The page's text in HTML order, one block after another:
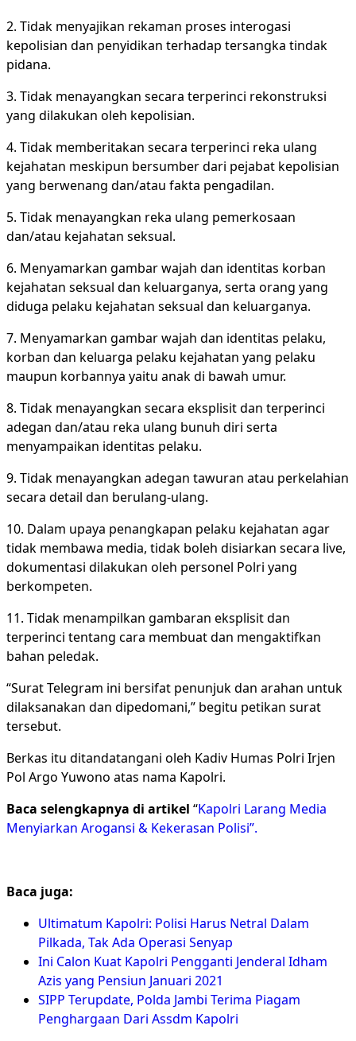
2. Tidak menyajikan rekaman proses interogasi
kepolisian dan penyidikan terhadap tersangka tindak
pidana.
3. Tidak menayangkan secara terperinci rekonstruksi
yang dilakukan oleh kepolisian.
4. Tidak memberitakan secara terperinci reka ulang
kejahatan meskipun bersumber dari pejabat kepolisian
yang berwenang dan/atau fakta pengadilan.
5. Tidak menayangkan reka ulang pemerkosaan
dan/atau kejahatan seksual.
6. Menyamarkan gambar wajah dan identitas korban
kejahatan seksual dan keluarganya, serta orang yang
diduga pelaku kejahatan seksual dan keluarganya.
7. Menyamarkan gambar wajah dan identitas pelaku,
korban dan keluarga pelaku kejahatan yang pelaku
maupun korbannya yaitu anak di bawah umur.
8. Tidak menayangkan secara eksplisit dan terperinci
adegan dan/atau reka ulang bunuh diri serta
menyampaikan identitas pelaku.
9. Tidak menayangkan adegan tawuran atau perkelahian
secara detail dan berulang-ulang.
10. Dalam upaya penangkapan pelaku kejahatan agar
tidak membawa media, tidak boleh disiarkan secara live,
dokumentasi dilakukan oleh personel Polri yang
berkompeten.
11. Tidak menampilkan gambaran eksplisit dan
terperinci tentang cara membuat dan mengaktifkan
bahan peledak.
“Surat Telegram ini bersifat penunjuk dan arahan untuk
dilaksanakan dan dipedomani,” begitu petikan surat
tersebut.
Berkas itu ditandatangani oleh Kadiv Humas Polri Irjen
Pol Argo Yuwono atas nama Kapolri.
Baca selengkapnya di artikel “Kapolri Larang Media
Menyiarkan Arogansi & Kekerasan Polisi”.
Baca juga:
Ultimatum Kapolri: Polisi Harus Netral Dalam
Pilkada, Tak Ada Operasi Senyap
Ini Calon Kuat Kapolri Pengganti Jenderal Idham
Azis yang Pensiun Januari 2021
SIPP Terupdate, Polda Jambi Terima Piagam
Penghargaan Dari Assdm Kapolri